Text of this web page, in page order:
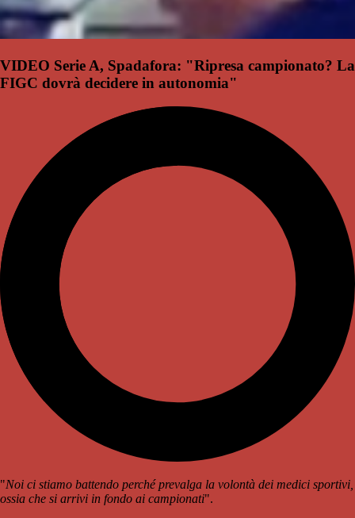
VIDEO Serie A, Spadafora: "Ripresa campionato? La
FIGC dovrà decidere in autonomia"
"Noi ci stiamo battendo perché prevalga la volontà dei medici sportivi,
ossia che si arrivi in fondo ai campionati".